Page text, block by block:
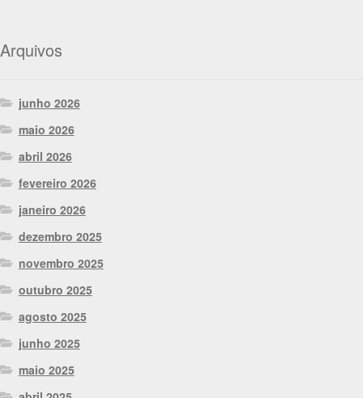
Arquivos
junho 2026
maio 2026
abril 2026
fevereiro 2026
janeiro 2026
dezembro 2025
novembro 2025
outubro 2025
agosto 2025
junho 2025
maio 2025